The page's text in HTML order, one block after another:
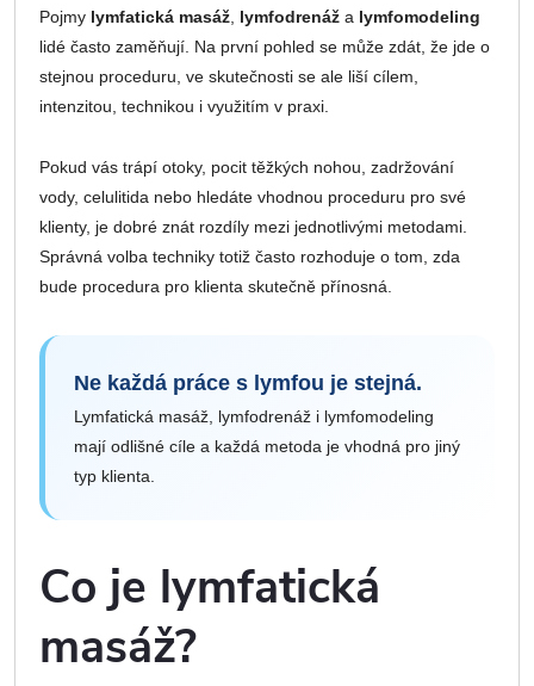
Pojmy lymfatická masáž lymfodrenáž a lymfomodeling
lidé často zaměňují. Na první pohled se může zdát, že jde o
stejnou proceduru, ve skutečnosti se ale liší cílem,
intenzitou, technikou i využitím v praxi.
Pokud vás trápí otoky, pocit těžkých nohou, zadržování
vody, celulitida nebo hledáte vhodnou proceduru pro své
klienty, je dobré znát rozdíly mezi jednotlivými metodami.
Správná volba techniky totiž často rozhoduje o tom, zda
bude procedura pro klienta skutečně přínosná.
Ne každá práce s lymfou je stejná.
Lymfatická masáž, lymfodrenáž i lymfomodeling
mají odlišné cíle a každá metoda je vhodná pro jiný
typ klienta.
Co je lymfatická
masáž?